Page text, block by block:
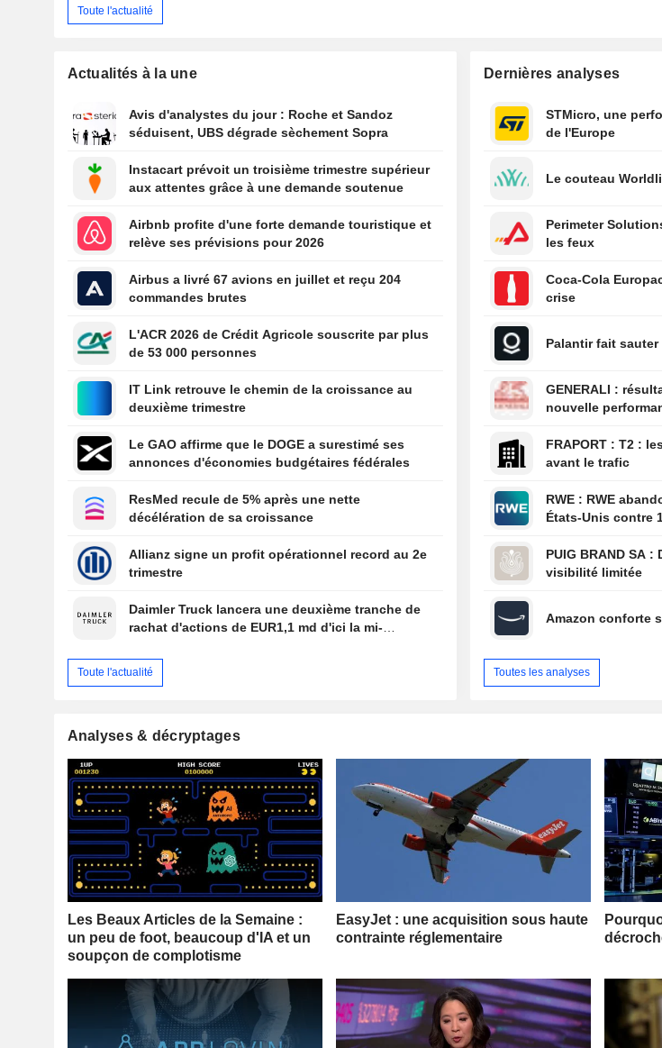
Toute l'actualité
Actualités à la une
Avis d'analystes du jour : Roche et Sandoz
séduisent, UBS dégrade sèchement Sopra
Instacart prévoit un troisième trimestre supérieur
aux attentes grâce à une demande soutenue
Airbnb profite d'une forte demande touristique et
relève ses prévisions pour 2026
Airbus a livré 67 avions en juillet et reçu 204
commandes brutes
L'ACR 2026 de Crédit Agricole souscrite par plus
de 53 000 personnes
IT Link retrouve le chemin de la croissance au
deuxième trimestre
Le GAO affirme que le DOGE a surestimé ses
annonces d'économies budgétaires fédérales
ResMed recule de 5% après une nette
décélération de sa croissance
Allianz signe un profit opérationnel record au 2e
trimestre
Daimler Truck lancera une deuxième tranche de
rachat d'actions de EUR1,1 md d'ici la mi-
Toute l'actualité
Dernières analyses
STMicro, une
de l'Europe
Le couteau
Perimeter
les feux
Coca-Cola
crise
Palantir fait
GENERALI : résultats du 1er semestre 2026 : une
nouvelle
FRAPORT : T2 : les coûts du Terminal 3 arrivent
avant le trafic
RWE : RWE abandonne l'éolien offshore aux
États-Unis contre
PUIG BRAND SA : Des résultats solides, une
visibilité limitée
Amazon conforte
Toutes les analyses
Analyses & décryptages
Les Beaux Articles de la Semaine :
un peu de foot, beaucoup d'IA et un
soupçon de complotisme
EasyJet : une acquisition sous haute
contrainte réglementaire